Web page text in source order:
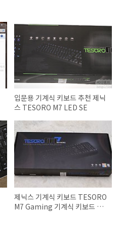
입문용 기계식 키보드 추천 제닉
스 TESORO M7 LED SE
제닉스 기계식 키보드 TESORO
M7 Gaming 기계식 키보드 추